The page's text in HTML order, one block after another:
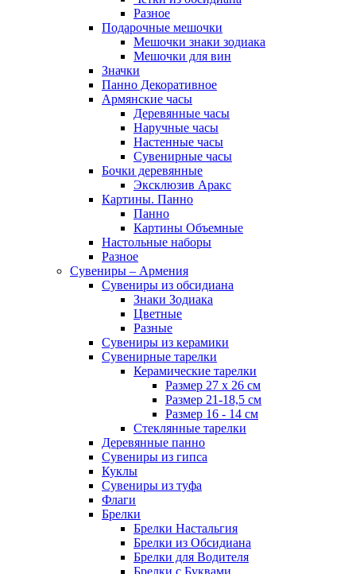
Разное
Подарочные мешочки
Мешочки знаки зодиака
Мешочки для вин
Значки
Панно Декоративное
Армянские часы
Деревянные часы
Наручные часы
Настенные часы
Сувенирные часы
Бочки деревянные
Эксклюзив Аракс
Картины. Панно
Панно
Картины Объемные
Настольные наборы
Разное
Сувениры – Армения
Сувениры из обсидиана
Знаки Зодиака
Цветные
Разные
Сувениры из керамики
Сувенирные тарелки
Керамические тарелки
Размер 27 х 26 см
Размер 21-18,5 см
Размер 16 - 14 см
Стеклянные тарелки
Деревянные панно
Сувениры из гипса
Куклы
Сувениры из туфа
Флаги
Брелки
Брелки Настальгия
Брелки из Обсидиана
Брелки для Водителя
Брелки с Буквами